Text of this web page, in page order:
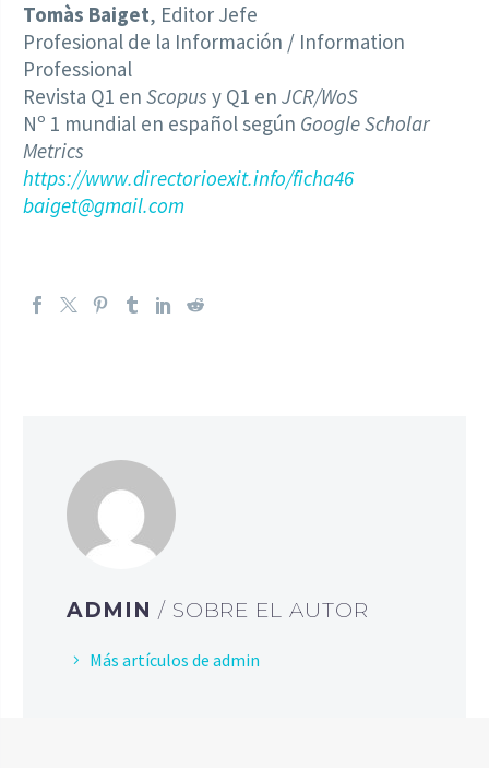
Tomàs Baiget, Editor Jefe
Profesional de la Información / Information
Professional
Revista Q1 en Scopus y Q1 en JCR/WoS
Nº 1 mundial en español según Google Scholar
Metrics
https://www.directorioexit.info/ficha46
baiget@gmail.com
ADMIN / SOBRE EL AUTOR
Más artículos de admin